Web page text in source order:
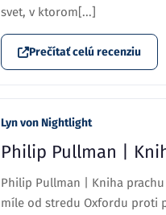
svet, v ktorom[...]
Prečítať celú recenziu
Lyn von Nightlight
Philip Pullman |
Philip Pullman | Kniha
míle od stredu Oxfordu proti